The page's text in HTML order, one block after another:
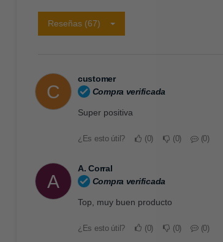
Reseñas (67)
C
customer
Compra verificada
Super positiva
¿Es esto útil? 0 0 0
A
A. Corral
Compra verificada
Top, muy buen producto
¿Es esto útil? 0 0 0